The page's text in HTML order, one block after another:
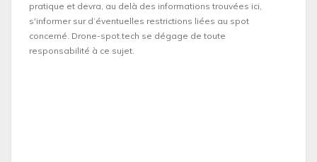
pratique et devra, au delà des informations trouvées ici,
s'informer sur d’éventuelles restrictions liées au spot
concerné. Drone-spot.tech se dégage de toute
responsabilité à ce sujet.